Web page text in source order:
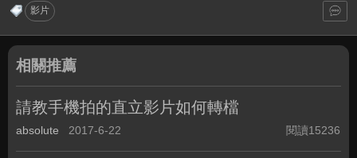
影片
相關推薦
請教手機拍的直立影片如何轉檔
absolute 2017-6-22 閱讀15236